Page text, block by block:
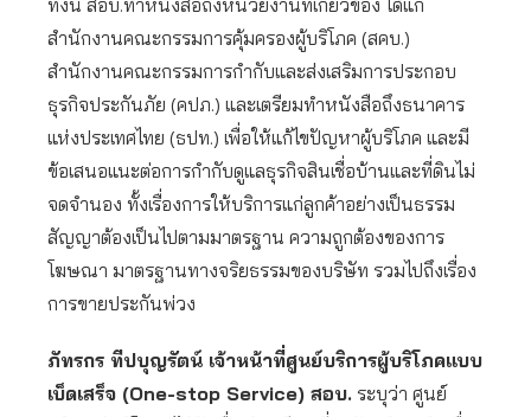
ทั้งนี้ สอบ.ทำหนังสือถึงหน่วยงานที่เกี่ยวข้อง ได้แก่
สำนักงานคณะกรรมการคุ้มครองผู้บริโภค (สคบ.)
สำนักงานคณะกรรมการกำกับและส่งเสริมการประกอบ
ธุรกิจประกันภัย (คปภ.) และเตรียมทำหนังสือถึงธนาคาร
แห่งประเทศไทย (ธปท.) เพื่อให้แก้ไขปัญหาผู้บริโภค และมี
ข้อเสนอแนะต่อการกำกับดูแลธุรกิจสินเชื่อบ้านและที่ดินไม่
จดจำนอง ทั้งเรื่องการให้บริการแก่ลูกค้าอย่างเป็นธรรม
สัญญาต้องเป็นไปตามมาตรฐาน ความถูกต้องของการ
โฆษณา มาตรฐานทางจริยธรรมของบริษัท รวมไปถึงเรื่อง
การขายประกันพ่วง
ภัทรกร ทีปบุญรัตน์ เจ้าหน้าที่ศูนย์บริการผู้บริโภคแบบ
เบ็ดเสร็จ (One-stop Service) สอบ. ระบุว่า ศูนย์